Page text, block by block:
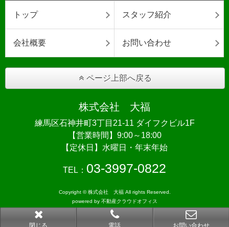
閉じる 電話 お問い合わせ
トップ スタッフ紹介
会社概要 お問い合わせ
ページ上部へ戻る
株式会社 大福
練馬区石神井町3丁目21-11 ダイフクビル1F
【営業時間】9:00～18:00
【定休日】水曜日・年末年始
TEL： 03-3997-0822
Copyright © 株式会社 大福 All rights Reserved.
powered by 不動産クラウドオフィス